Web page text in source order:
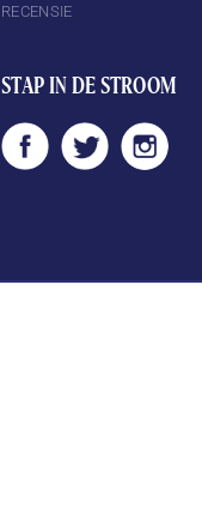
RECENSIE
STAP IN DE STROOM